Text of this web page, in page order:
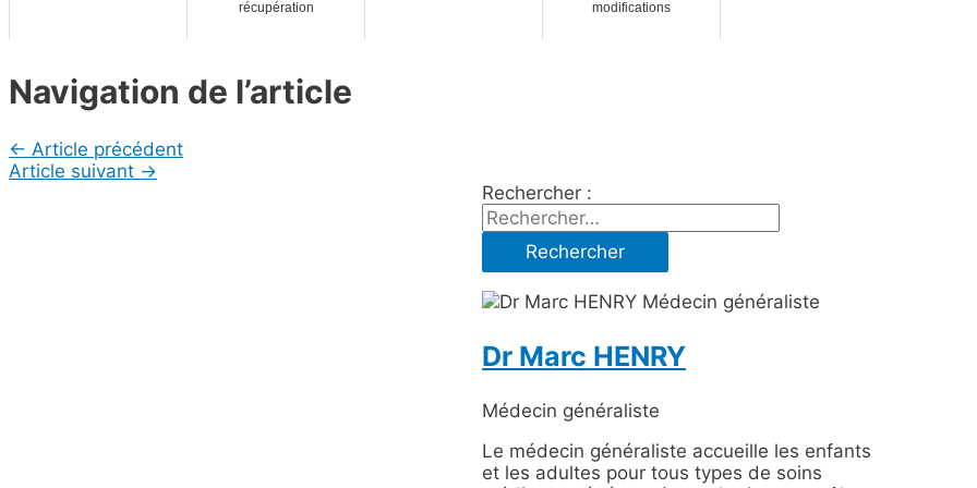
récupération
modifications
Navigation de l’article
← Article précédent
Article suivant →
Rechercher :
Dr Marc HENRY
Médecin généraliste
Le médecin généraliste accueille les enfants
et les adultes pour tous types de soins